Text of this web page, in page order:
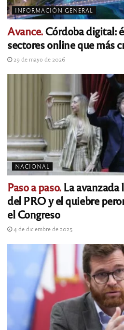
INFORMACIÓN GENERAL
Avance.Córdoba digital:
sectores online que más
29 de mayo de 2026
NACIONAL
Paso a paso.La avanzada
del PRO y el quiebre
el Congreso
4 de diciembre de 2025